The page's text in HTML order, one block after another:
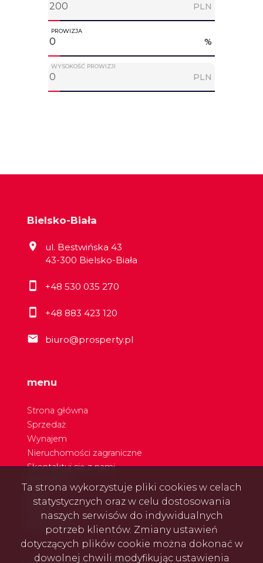
PLN
PROWIZJA
%
WYSOKOŚĆ PROWIZJI
PLN
Bielsko-Biała
ul. Bestwińska 43
43-300 Bielsko-Biała
+48 530 035 270
+48 883 423 120
biuro@prosperty.pl
menu
Strona główna
Sprzedaż
Wynajem
Nieruchomości zagraniczne
Skontaktuj się z nami
Rodo
Referencje
Ta strona wykorzystuje pliki cookies w celach
statystycznych oraz w celu dostosowania
naszych serwisów do indywidualnych
potrzeb klientów. Zmiany ustawień
dotyczących plików cookie można dokonać w
dowolnej chwili modyfikując ustawienia